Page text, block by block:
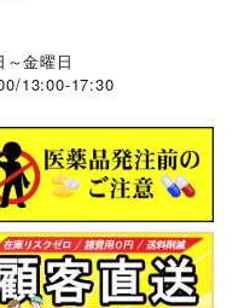
～金曜日
13:00-17:30